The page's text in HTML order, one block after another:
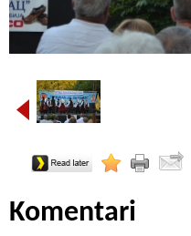
Komentari